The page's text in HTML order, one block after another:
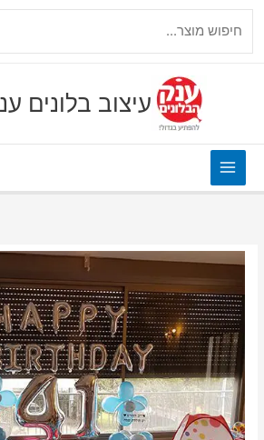
עיצוב בלונים